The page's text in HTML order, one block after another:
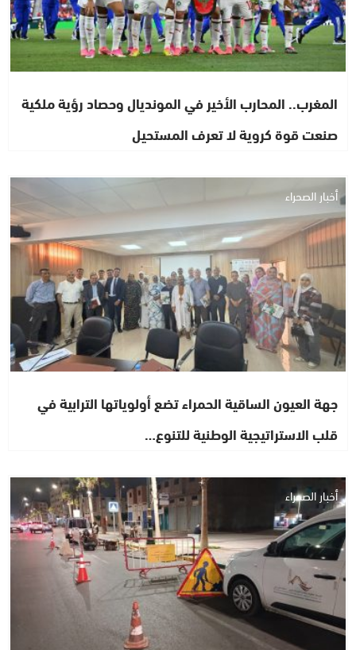
المغرب.. المحارب الأخير في المونديال وحصاد رؤية ملكية
صنعت قوة كروية لا تعرف المستحيل
أخبار الصحراء
جهة العيون الساقية الحمراء تضع أولوياتها الترابية في
قلب الاستراتيجية الوطنية للتنوع…
أخبار الصحراء